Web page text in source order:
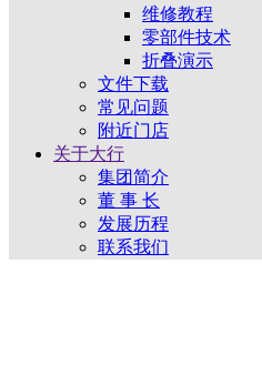
维修教程
零部件技术
折叠演示
文件下载
常见问题
附近门店
关于大行
集团简介
董 事 长
发展历程
联系我们